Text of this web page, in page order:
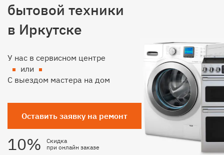
бытовой техники
в Иркутске
У нас в сервисном центре
или
С выездом мастера на дом
Оставить заявку на ремонт
10%
Скидка
при онлайн заказе